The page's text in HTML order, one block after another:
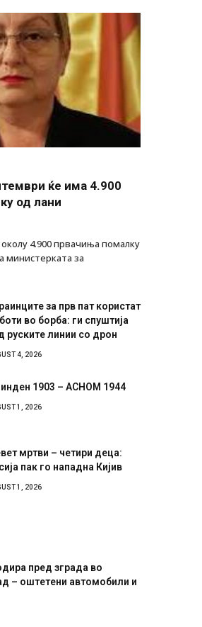
ќе има 4.900
од лани
4.900 првачиња помалку
министерката за
за прв пат користат
во борба: ги спуштија
руските линии со дрон
4, 2026
1903 – АСНОМ 1944
1, 2026
мртви – четири деца:
пак го нападна Кијив
1, 2026
во
автомобили и
11-месечна воена